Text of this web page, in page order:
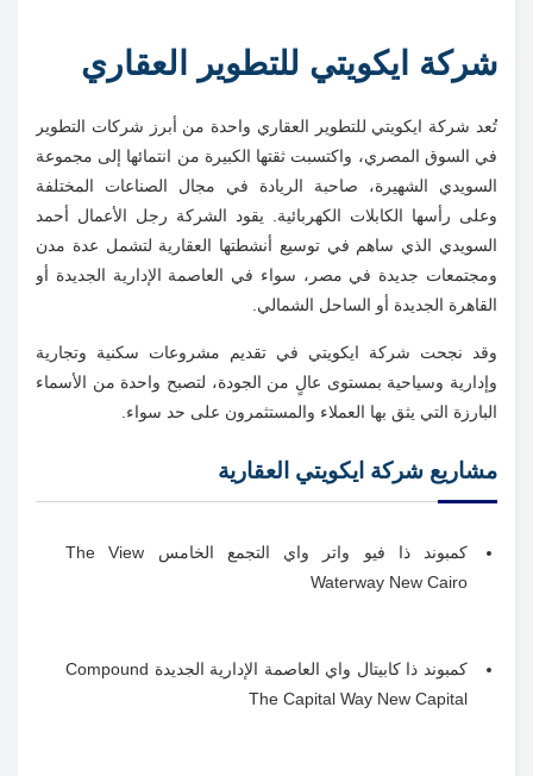
شركة ايكويتي للتطوير العقاري
تُعد شركة ايكويتي للتطوير العقاري واحدة من أبرز شركات التطوير
في السوق المصري، واكتسبت ثقتها الكبيرة من انتمائها إلى مجموعة
السويدي الشهيرة، صاحبة الريادة في مجال الصناعات المختلفة
وعلى رأسها الكابلات الكهربائية. يقود الشركة رجل الأعمال أحمد
السويدي الذي ساهم في توسيع أنشطتها العقارية لتشمل عدة مدن
ومجتمعات جديدة في مصر، سواء في العاصمة الإدارية الجديدة أو
القاهرة الجديدة أو الساحل الشمالي.
وقد نجحت شركة ايكويتي في تقديم مشروعات سكنية وتجارية
وإدارية وسياحية بمستوى عالٍ من الجودة، لتصبح واحدة من الأسماء
البارزة التي يثق بها العملاء والمستثمرون على حد سواء.
مشاريع شركة ايكويتي العقارية
كمبوند ذا فيو واتر واي التجمع الخامس The View
Waterway New Cairo
كمبوند ذا كابيتال واي العاصمة الإدارية الجديدة Compound
The Capital Way New Capital